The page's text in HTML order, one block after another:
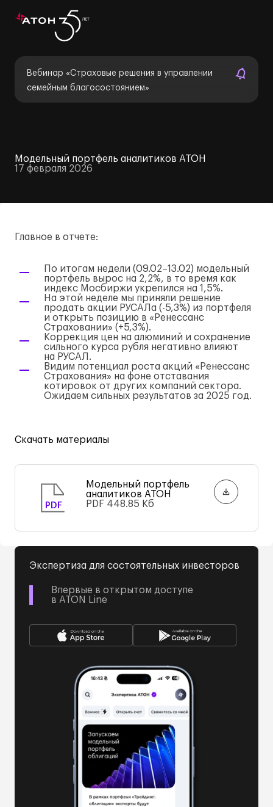
Вебинар «Страховые решения в управлении
семейным благосостоянием»
Модельный портфель аналитиков АТОН
17 февраля 2026
Главное в отчете:
По итогам недели (09.02–13.02) модельный
портфель вырос на 2,2%, в то время как
индекс Мосбиржи укрепился на 1,5%.
На этой неделе мы приняли решение
продать акции РУСАЛа (-5,3%) из портфеля
и открыть позицию в «Ренессанс
Страховании» (+5,3%).
Коррекция цен на алюминий и сохранение
сильного курса рубля негативно влияют
на РУСАЛ.
Видим потенциал роста акций «Ренессанс
Страхования» на фоне отставания
котировок от других компаний сектора.
Ожидаем сильных результатов за 2025 год.
Скачать материалы
PDF
Модельный портфель
аналитиков АТОН
PDF 448.85 Кб
Экспертиза для состоятельных инвесторов
Впервые в открытом доступе
в ATON Line